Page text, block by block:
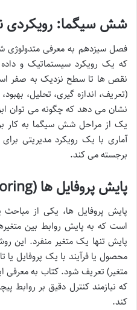
شش سیگما: رویکردی
که یک رویکرد سیستماتیک و
(تعریف، اندازه گیری، تحلیل،
نشان می دهد که چگونه می توان
یک از مراحل شش سیگما به کار
آماری با یک رویکرد مدیریتی
برجسته می کند.
پایش پروفایل ها (Profile Monitoring)
پایش پروفایل ها، یکی از مباحث
است که به پایش روابط بین
پایش تنها یک متغیر منفرد. این
محصول یا فرآیند با یک پروفایل
متغیر) تعریف شود. کتاب به معرفی
که نیازمند کنترل دقیق بر روابط
کند.